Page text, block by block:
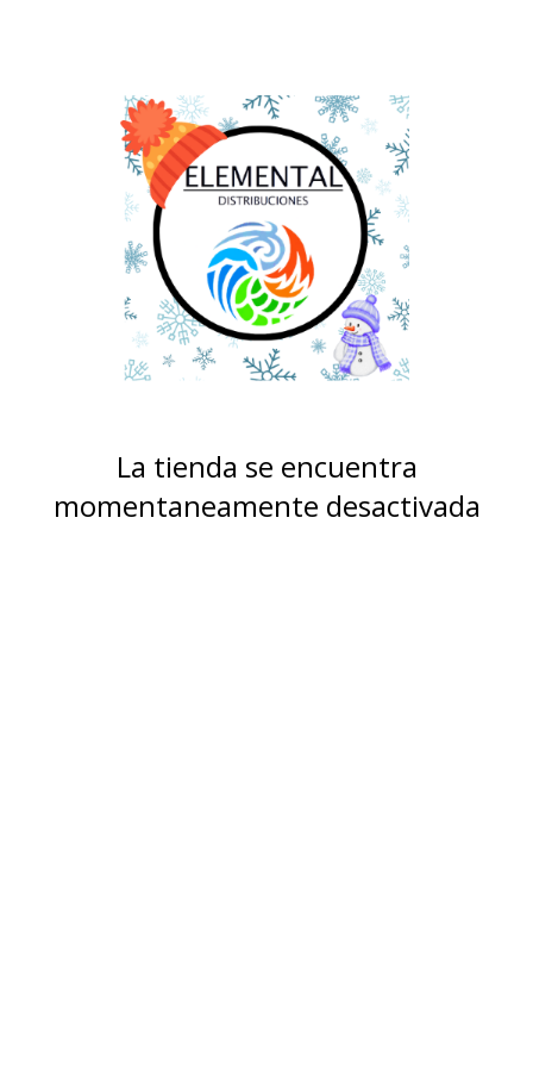
La tienda se encuentra
momentaneamente desactivada